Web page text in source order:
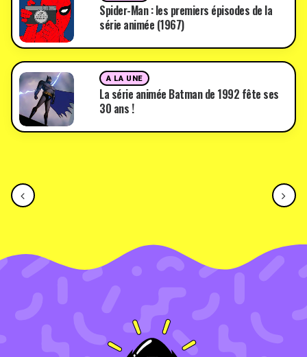
Spider-Man : les premiers épisodes de la
série animée (1967)
A LA UNE
La série animée Batman de 1992 fête ses
30 ans !